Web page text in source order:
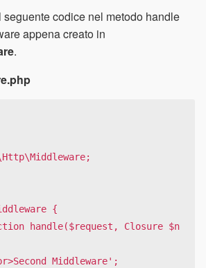
codice nel metodo handle
appena creato in
.
{